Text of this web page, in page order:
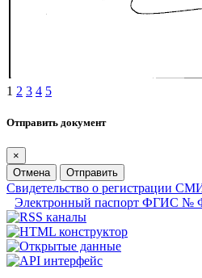
1 2 3 4 5
Отправить документ
×
Отмена
Отправить
Свидетельство о регистрации
Электронный паспорт ФГИС №